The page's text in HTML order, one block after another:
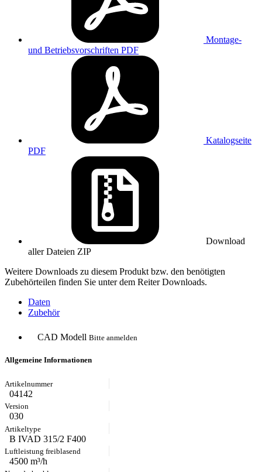
Montage-
und Betriebsvorschriften PDF
Katalogseite
PDF
Download
aller Dateien ZIP
Weitere Downloads zu diesem Produkt bzw. den benötigten
Zubehörteilen finden Sie unter dem Reiter Downloads.
Daten
Zubehör
CAD Modell Bitte anmelden
Allgemeine Informationen
04142
030
B IVAD 315/2 F400
4500 m³/h